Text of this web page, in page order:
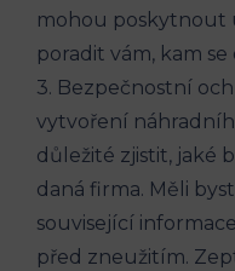
mohou poskytnout
poradit vám, kam se
3. ‌Bezpečnostní
vytvoření
důležité zjistit, jaké
daná firma. ⁣Měli
související
‌před zneužitím.